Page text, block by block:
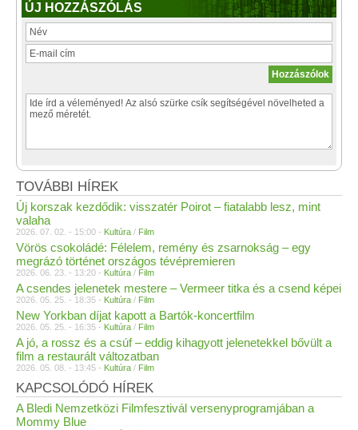
ÚJ HOZZÁSZÓLÁS
TOVÁBBI HÍREK
Új korszak kezdődik: visszatér Poirot – fiatalabb lesz, mint
valaha
2026. 07. 02. - 15:00 - Kultúra / Film
Vörös csokoládé: Félelem, remény és zsarnokság – egy
megrázó történet országos tévépremieren
2026. 06. 23. - 13:20 - Kultúra / Film
A csendes jelenetek mestere – Vermeer titka és a csend képei
2026. 05. 25. - 18:35 - Kultúra / Film
New Yorkban díjat kapott a Bartók-koncertfilm
2026. 05. 25. - 16:35 - Kultúra / Film
A jó, a rossz és a csúf – eddig kihagyott jelenetekkel bővült a
film a restaurált változatban
2026. 05. 08. - 13:45 - Kultúra / Film
KAPCSOLÓDÓ HÍREK
A Bledi Nemzetközi Filmfesztivál versenyprogramjában a
Mommy Blue